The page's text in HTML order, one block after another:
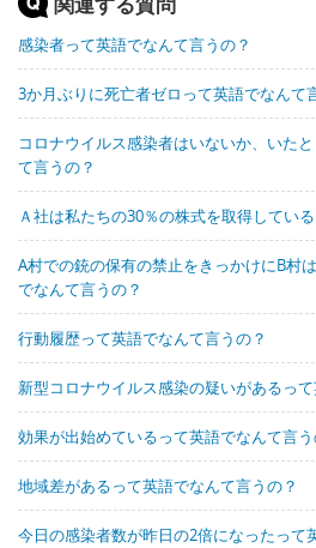
感染者って英語でなんて言うの？
3か月ぶりに死亡者ゼロって英語でなんて
コロナウイルス感染者はいないか、いた
て言うの？
Ａ社は私たちの30％の株式を取得してい
A村での銃の保有の禁止をきっかけにB村
でなんて言うの？
行動履歴って英語でなんて言うの？
新型コロナウイルス感染の疑いがあるっ
効果が出始めているって英語でなんて言う
地域差があるって英語でなんて言うの？
今日の感染者数が昨日の2倍になったって